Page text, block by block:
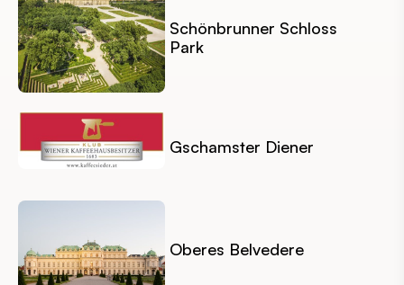
Schönbrunner Schloss
Park
Gschamster Diener
Oberes Belvedere